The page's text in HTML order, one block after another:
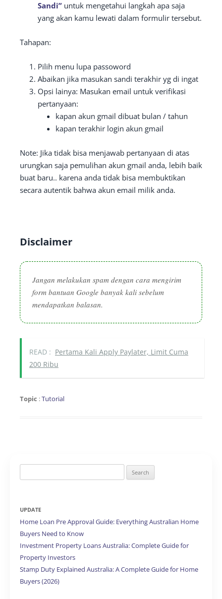
Sandi” untuk mengetahui langkah apa saja
yang akan kamu lewati dalam formulir tersebut.
Tahapan:
Pilih menu lupa passoword
Abaikan jika masukan sandi terakhir yg di ingat
Opsi lainya: Masukan email untuk verifikasi
pertanyaan:
kapan akun gmail dibuat bulan / tahun
kapan terakhir login akun gmail
Note: Jika tidak bisa menjawab pertanyaan di atas
urungkan saja pemulihan akun gmail anda, lebih baik
buat baru.. karena anda tidak bisa membuktikan
secara autentik bahwa akun email milik anda.
Disclaimer
Jangan melakukan spam dengan cara mengirim
form bantuan Google banyak kali sebelum
mendapatkan balasan.
READ : Pertama Kali Apply Paylater, Limit Cuma
200 Ribu
Topic :Tutorial
for:
UPDATE
Home Loan Pre Approval Guide: Everything Australian Home
Buyers Need to Know
Investment Property Loans Australia: Complete Guide for
Property Investors
Stamp Duty Explained Australia: A Complete Guide for Home
Buyers (2026)